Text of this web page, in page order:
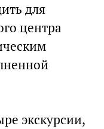
для
центра
экскурсии,